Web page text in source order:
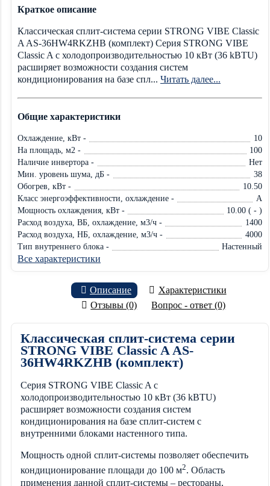
Краткое описание
Классическая сплит-система серии STRONG VIBE Classic
A AS-36HW4RKZHB (комплект) Серия STRONG VIBE
Classic A с холодопроизводительностью 10 кВт (36 kBTU)
расширяет возможности создания систем
кондиционирования на базе спл... Читать далее...
Общие характеристики
Охлаждение, кВт -
10
На площадь, м2 -
100
Наличие инвертора -
Нет
Мин. уровень шума, дБ -
38
Обогрев, кВт -
10.50
Класс энергоэффективности, охлаждение -
A
Мощность охлаждения, кВт -
10.00 ( - )
Расход воздуха, ВБ, охлаждение, м3/ч -
1400
Расход воздуха, НБ, охлаждение, м3/ч -
4000
Тип внутреннего блока -
Настенный
Все характеристики
Описание
Характеристики
Отзывы (0)
Вопрос - ответ (0)
Классическая сплит-система серии
STRONG VIBE Classic A AS-
36HW4RKZHB (комплект)
Серия STRONG VIBE Classic A с
холодопроизводительностью 10 кВт (36 kBTU)
расширяет возможности создания систем
кондиционирования на базе сплит-систем с
внутренними блоками настенного типа.
Мощность одной сплит-системы позволяет обеспечить
кондиционирование площади до 100 м2. Область
применения данной сплит-системы – рестораны,